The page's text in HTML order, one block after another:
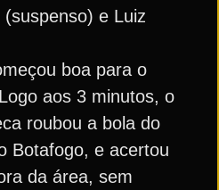
e Luiz
boa para o
aos 3 minutos, o
roubou a bola do
Botafogo, e acertou
da área, sem